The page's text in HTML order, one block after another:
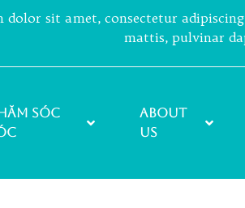
dolor sit amet, consectetur
mattis, pulvinar
sóc
About
Us